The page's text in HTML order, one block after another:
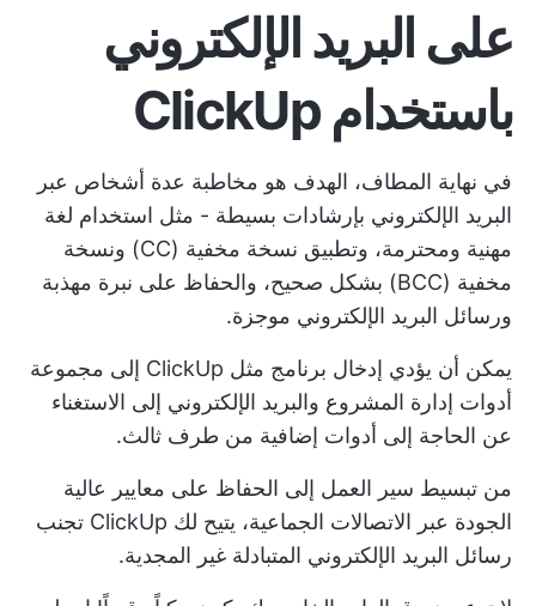
على البريد الإلكتروني
باستخدام ClickUp
في نهاية المطاف، الهدف هو مخاطبة عدة أشخاص عبر
البريد الإلكتروني بإرشادات بسيطة - مثل استخدام لغة
مهنية ومحترمة، وتطبيق نسخة مخفية (CC) ونسخة
مخفية (BCC) بشكل صحيح، والحفاظ على نبرة مهذبة
ورسائل البريد الإلكتروني موجزة.
يمكن أن يؤدي إدخال برنامج مثل ClickUp إلى مجموعة
أدوات إدارة المشروع والبريد الإلكتروني إلى الاستغناء
عن الحاجة إلى أدوات إضافية من طرف ثالث.
من تبسيط سير العمل إلى الحفاظ على معايير عالية
الجودة عبر الاتصالات الجماعية، يتيح لك ClickUp تجنب
رسائل البريد الإلكتروني المتبادلة غير المجدية.